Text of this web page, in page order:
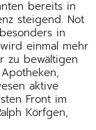
bereits in
steigend. Not
in
einmal mehr
zu bewältigen
aktive
Front im
Körfgen,